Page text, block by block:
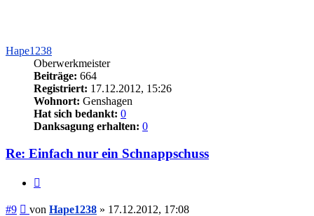
Hape1238
Oberwerkmeister
Beiträge: 664
Registriert: 17.12.2012, 15:26
Wohnort: Genshagen
Hat sich bedankt: 0
Danksagung erhalten: 0
Re: Einfach nur ein Schnappschuss
#9 Beitrag
von Hape1238 » 17.12.2012, 17:08